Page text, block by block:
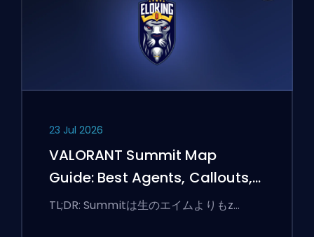
23 Jul 2026
VALORANT Summit Map
Guide: Best Agents, Callouts,
and Smokes
TL;DR: Summitは生のエイムよりもz…